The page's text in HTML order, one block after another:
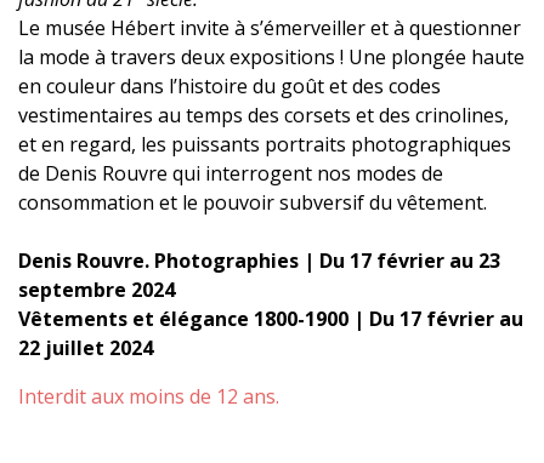
Le musée Hébert invite à s’émerveiller et à questionner
la mode à travers deux expositions ! Une plongée haute
en couleur dans l’histoire du goût et des codes
vestimentaires au temps des corsets et des crinolines,
et en regard, les puissants portraits photographiques
de Denis Rouvre qui interrogent nos modes de
consommation et le pouvoir subversif du vêtement.
Denis Rouvre. Photographies | Du 17 février au 23
septembre 2024
Vêtements et élégance 1800-1900 | Du 17 février au
22 juillet 2024
Interdit aux moins de 12 ans.